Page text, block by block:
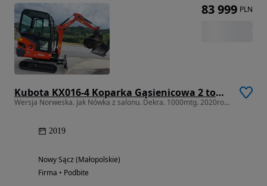
Kubota KX016-4 Koparka Gąsienicowa 2 tony. DEKRA aktualna do 2026r. 3 łyżki.+ pług fabryczny do równania kruszywa lub odśnieżania. Szybkozłącze Hydrauliczne. zmiana łyżek bez wychodzenia z kabiny! Rozsuwane Hydr. podwozie! Sprowadzona z Gospodarstwa Norweskiego! Zero luzów i wycieków. Maszyna jak Nowa z Salonu! 2020 rok. 1000 mtg! Pełna Dokumentacja. Gąsienice bez zużycia! Łyżka Skarpowa+ 2 kopiące. szybka wolna jazda. Ani deka luzów i wycieków. OKAZJA Dodatkowe sekcje Hydr. Po serwisach kolejny za 400 mtg!
Wersja Norweska. Jak Nówka z salonu. Dekra. 1000mtg. 2020rok OKAZJA
2019
Nowy Sącz (Małopolskie)
Firma • Podbite
83 999 PLN